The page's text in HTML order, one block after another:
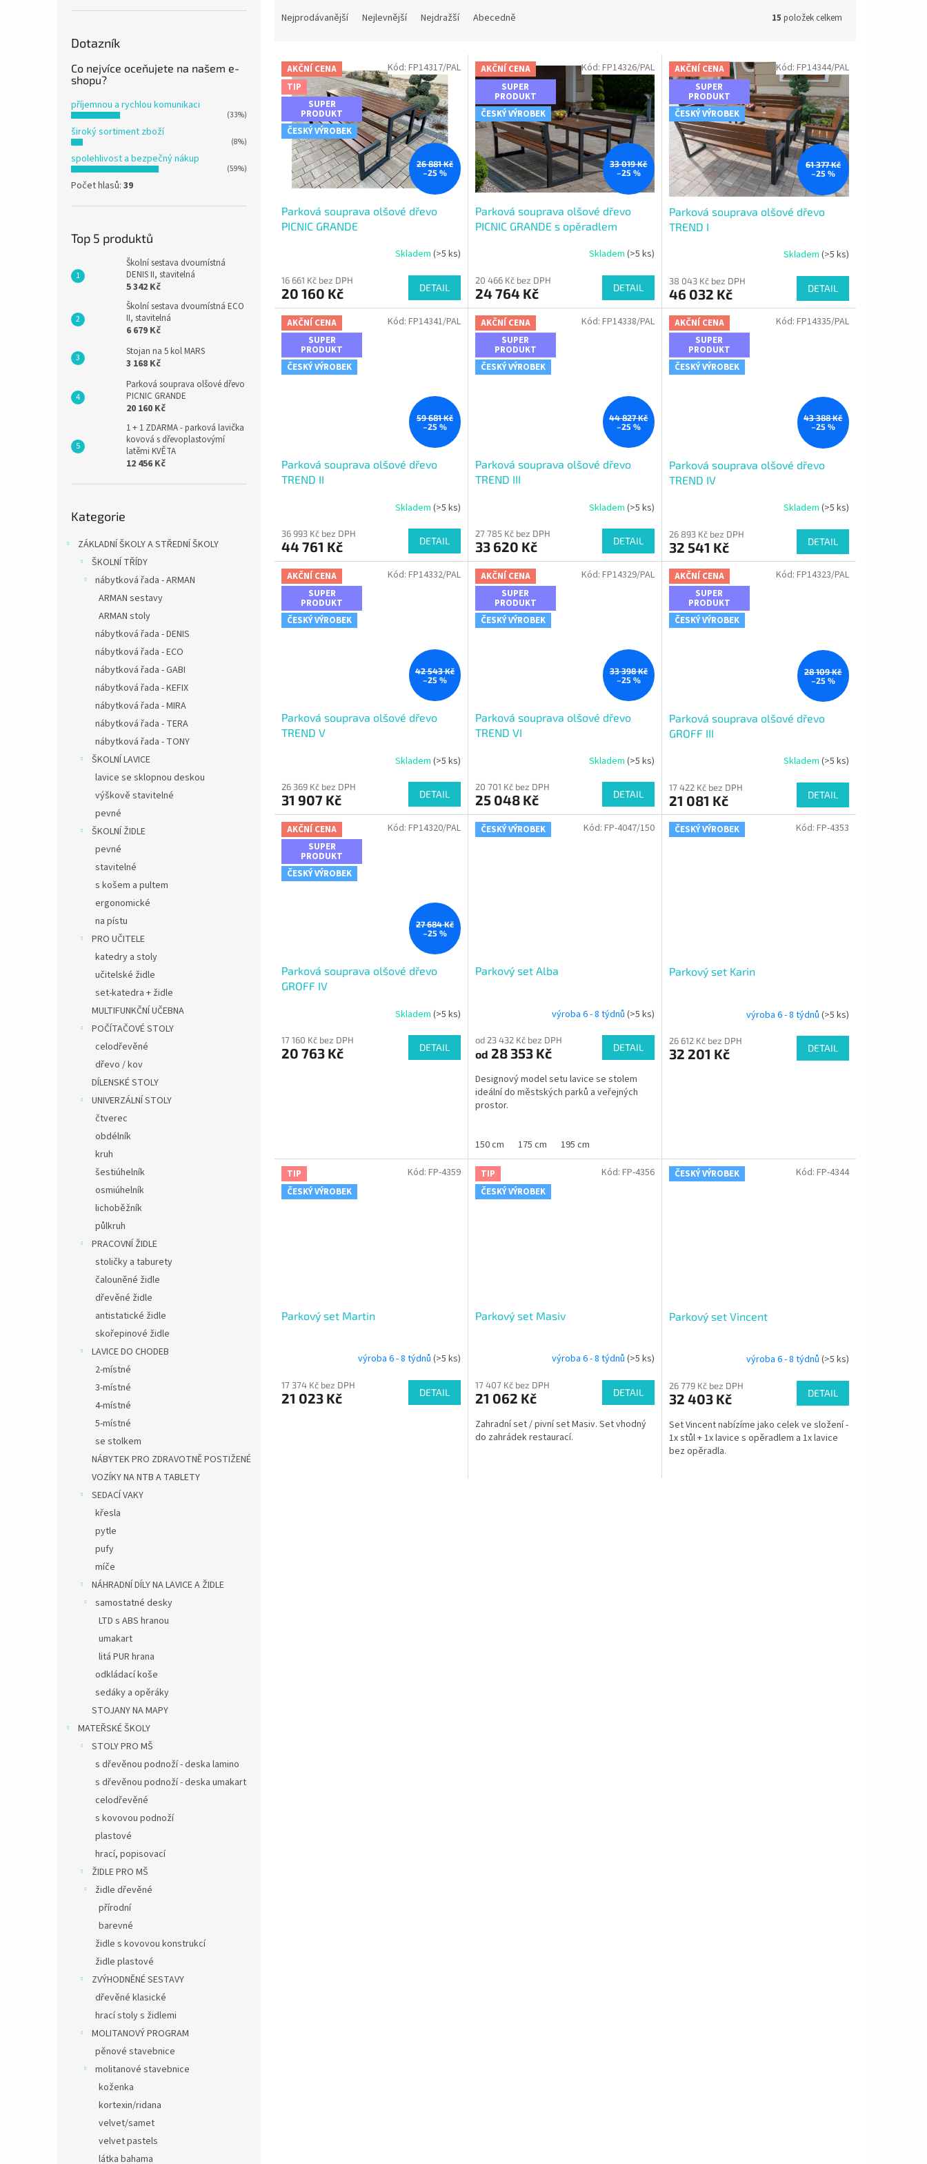
Dotazník
Co nejvíce oceňujete na našem e-
shopu?
příjemnou a rychlou komunikaci
(33%)
široký sortiment zboží
(8%)
spolehlivost a bezpečný nákup
(59%)
Počet hlasů: 39
Top 5 produktů
Školní sestava dvoumístná
DENIS II, stavitelná
5 342 Kč
Školní sestava dvoumístná ECO
II, stavitelná
6 679 Kč
Stojan na 5 kol MARS
3 168 Kč
Parková souprava olšové dřevo
PICNIC GRANDE
20 160 Kč
1 + 1 ZDARMA - parková lavička
kovová s dřevoplastovýmí
latěmi KVĚTA
12 456 Kč
kategorie
Kategorie
ZÁKLADNÍ ŠKOLY A STŘEDNÍ ŠKOLY
ŠKOLNÍ TŘÍDY
nábytková řada - ARMAN
ARMAN sestavy
ARMAN stoly
nábytková řada - DENIS
nábytková řada - ECO
nábytková řada - GABI
nábytková řada - KEFIX
nábytková řada - MIRA
nábytková řada - TERA
nábytková řada - TONY
ŠKOLNÍ LAVICE
lavice se sklopnou deskou
výškově stavitelné
pevné
ŠKOLNÍ ŽIDLE
pevné
stavitelné
s košem a pultem
ergonomické
na pístu
PRO UČITELE
katedry a stoly
učitelské židle
set-katedra + židle
MULTIFUNKČNÍ UČEBNA
POČÍTAČOVÉ STOLY
celodřevěné
dřevo / kov
DÍLENSKÉ STOLY
UNIVERZÁLNÍ STOLY
čtverec
obdélník
kruh
šestiúhelník
osmiúhelník
lichoběžník
půlkruh
PRACOVNÍ ŽIDLE
stoličky a taburety
čalouněné židle
dřevěné židle
antistatické židle
skořepinové židle
LAVICE DO CHODEB
2-místné
3-místné
4-místné
5-místné
se stolkem
NÁBYTEK PRO ZDRAVOTNĚ POSTIŽENÉ
VOZÍKY NA NTB A TABLETY
SEDACÍ VAKY
křesla
pytle
pufy
míče
NÁHRADNÍ DÍLY NA LAVICE A ŽIDLE
samostatné desky
LTD s ABS hranou
umakart
litá PUR hrana
odkládací koše
sedáky a opěráky
STOJANY NA MAPY
MATEŘSKÉ ŠKOLY
STOLY PRO MŠ
s dřevěnou podnoží - deska lamino
s dřevěnou podnoží - deska umakart
celodřevěné
s kovovou podnoží
plastové
hrací, popisovací
ŽIDLE PRO MŠ
židle dřevěné
přírodní
barevné
židle s kovovou konstrukcí
židle plastové
ZVÝHODNĚNÉ SESTAVY
dřevěné klasické
hrací stoly s židlemi
MOLITANOVÝ PROGRAM
pěnové stavebnice
molitanové stavebnice
koženka
kortexin/ridana
velvet/samet
velvet pastels
látka bahama
n
p
Nejprodávanější Nejlevnější Nejdražší Abecedně 15 položek celkem
V
p
p
AKČNÍ CENA
TIP
SUPER
PRODUKT
ČESKÝ VÝROBEK
26 881 Kč
–25 %
Parková souprava olšové dřevo
PICNIC GRANDE
Skladem (>5 ks)
16 661 Kč bez DPH
20 160 Kč DETAIL
Kód: FP14317/PAL
AKČNÍ CENA
SUPER
PRODUKT
ČESKÝ VÝROBEK
33 019 Kč
–25 %
Parková souprava olšové dřevo
PICNIC GRANDE s opěradlem
Skladem (>5 ks)
20 466 Kč bez DPH
24 764 Kč DETAIL
Kód: FP14326/PAL
AKČNÍ CENA
SUPER
PRODUKT
ČESKÝ VÝROBEK
61 377 Kč
–25 %
Parková souprava olšové dřevo
TREND I
Skladem (>5 ks)
38 043 Kč bez DPH
46 032 Kč DETAIL
Kód: FP14344/PAL
AKČNÍ CENA
SUPER
PRODUKT
ČESKÝ VÝROBEK
59 681 Kč
–25 %
Parková souprava olšové dřevo
TREND II
Skladem (>5 ks)
36 993 Kč bez DPH
44 761 Kč DETAIL
Kód: FP14341/PAL
AKČNÍ CENA
SUPER
PRODUKT
ČESKÝ VÝROBEK
44 827 Kč
–25 %
Parková souprava olšové dřevo
TREND III
Skladem (>5 ks)
27 785 Kč bez DPH
33 620 Kč DETAIL
Kód: FP14338/PAL
AKČNÍ CENA
SUPER
PRODUKT
ČESKÝ VÝROBEK
43 388 Kč
–25 %
Parková souprava olšové dřevo
TREND IV
Skladem (>5 ks)
26 893 Kč bez DPH
32 541 Kč DETAIL
Kód: FP14335/PAL
AKČNÍ CENA
SUPER
PRODUKT
ČESKÝ VÝROBEK
42 543 Kč
–25 %
Parková souprava olšové dřevo
TREND V
Skladem (>5 ks)
26 369 Kč bez DPH
31 907 Kč DETAIL
Kód: FP14332/PAL
AKČNÍ CENA
SUPER
PRODUKT
ČESKÝ VÝROBEK
33 398 Kč
–25 %
Parková souprava olšové dřevo
TREND VI
Skladem (>5 ks)
20 701 Kč bez DPH
25 048 Kč DETAIL
Kód: FP14329/PAL
AKČNÍ CENA
SUPER
PRODUKT
ČESKÝ VÝROBEK
28 109 Kč
–25 %
Parková souprava olšové dřevo
GROFF III
Skladem (>5 ks)
17 422 Kč bez DPH
21 081 Kč DETAIL
Kód: FP14323/PAL
AKČNÍ CENA
SUPER
PRODUKT
ČESKÝ VÝROBEK
27 684 Kč
–25 %
Parková souprava olšové dřevo
GROFF IV
Skladem (>5 ks)
17 160 Kč bez DPH
20 763 Kč DETAIL
Kód: FP14320/PAL ČESKÝ VÝROBEK
Parkový set Alba
výroba 6 - 8 týdnů (>5 ks)
od 23 432 Kč bez DPH
od 28 353 Kč DETAIL
Designový model setu lavice se stolem
ideální do městských parků a veřejných
prostor.
150 cm 175 cm 195 cm
Kód: FP-4047/150 ČESKÝ VÝROBEK
Parkový set Karin
výroba 6 - 8 týdnů (>5 ks)
26 612 Kč bez DPH
32 201 Kč DETAIL
Kód: FP-4353
TIP
ČESKÝ VÝROBEK
Parkový set Martin
výroba 6 - 8 týdnů (>5 ks)
17 374 Kč bez DPH
21 023 Kč DETAIL
Kód: FP-4359
TIP
ČESKÝ VÝROBEK
Parkový set Masiv
výroba 6 - 8 týdnů (>5 ks)
17 407 Kč bez DPH
21 062 Kč DETAIL
Zahradní set / pivní set Masiv. Set vhodný
do zahrádek restaurací.
Kód: FP-4356 ČESKÝ VÝROBEK
Parkový set Vincent
výroba 6 - 8 týdnů (>5 ks)
26 779 Kč bez DPH
32 403 Kč DETAIL
Set Vincent nabízíme jako celek ve složení -
1x stůl + 1x lavice s opěradlem a 1x lavice
bez opěradla.
Kód: FP-4344